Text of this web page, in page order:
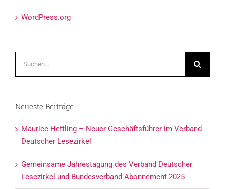
WordPress.org
Neueste Beiträge
Maurice Hettling – Neuer Geschäftsführer im Verband
Deutscher Lesezirkel
Gemeinsame Jahrestagung des Verband Deutscher
Lesezirkel und Bundesverband Abonnement 2025